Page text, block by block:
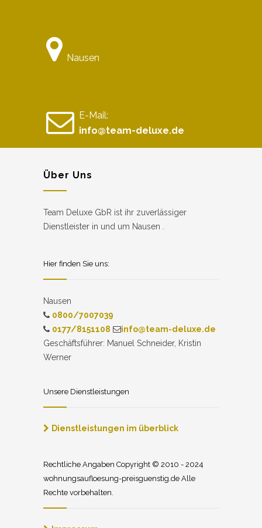
Nausen
E-Mail:
info@team-deluxe.de
Über Uns
Team Deluxe GbR ist ihr zuverlässiger
Dienstleister in und um Nausen .
Hier finden Sie uns:
Nausen
0800/7007039
0177/8151108
info@team-deluxe.de
Geschäftsführer: Manuel Schneider, Kristin
Werner
Unsere Dienstleistungen
Dienstleistungen im überblick
Rechtliche Angaben Copyright © 2010 - 2024
wohnungsaufloesung-preisguenstig.de Alle
Rechte vorbehalten.